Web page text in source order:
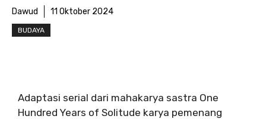
Dawud 11 Oktober 2024
BUDAYA
Adaptasi serial dari mahakarya sastra One
Hundred Years of Solitude karya pemenang